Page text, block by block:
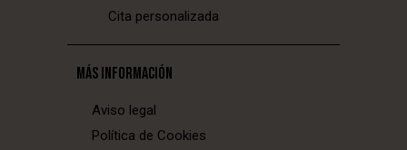
Cita personalizada
MÁS INFORMACIÓN
Aviso legal
Política de Cookies